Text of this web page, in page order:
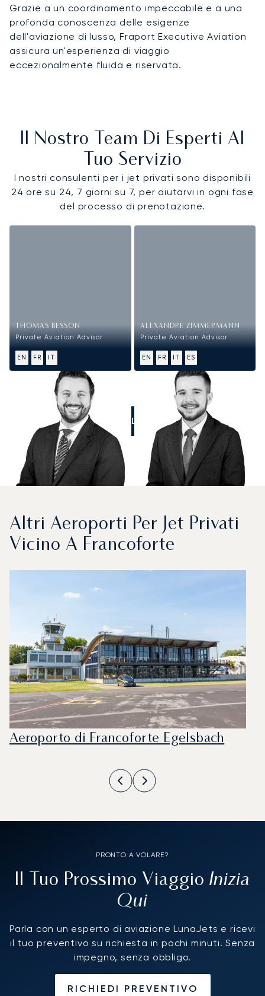
Grazie a un coordinamento impeccabile e a una
profonda conoscenza delle esigenze
dell'aviazione di lusso, Fraport Executive Aviation
assicura un'esperienza di viaggio
eccezionalmente fluida e riservata.
Il Nostro Team Di Esperti Al
Tuo Servizio
I nostri consulenti per i jet privati sono disponibili
24 ore su 24, 7 giorni su 7, per aiutarvi in ogni fase
del processo di prenotazione.
THOMAS BESSON
Private Aviation Advisor
EN FR IT
ALEXANDRE ZIMMERMANN
Private Aviation Advisor
EN FR IT ES
CALL US
Altri Aeroporti Per Jet Privati
Vicino A Francoforte
Aeroporto di Francoforte Egelsbach
PRONTO A VOLARE?
Il Tuo Prossimo Viaggio Inizia
Qui
Parla con un esperto di aviazione LunaJets e ricevi
il tuo preventivo su richiesta in pochi minuti. Senza
impegno, senza obbligo.
RICHIEDI PREVENTIVO